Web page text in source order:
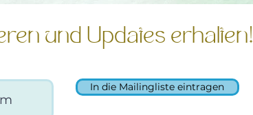
und Updates erhalten!
In die Mailingliste eintragen